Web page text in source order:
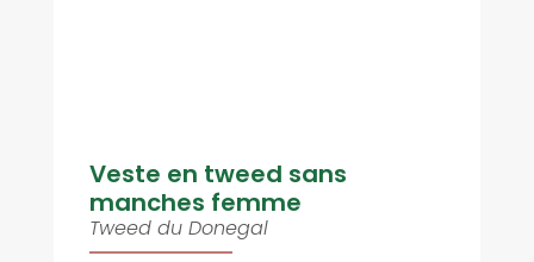
Veste en tweed sans
manches femme
Tweed du Donegal